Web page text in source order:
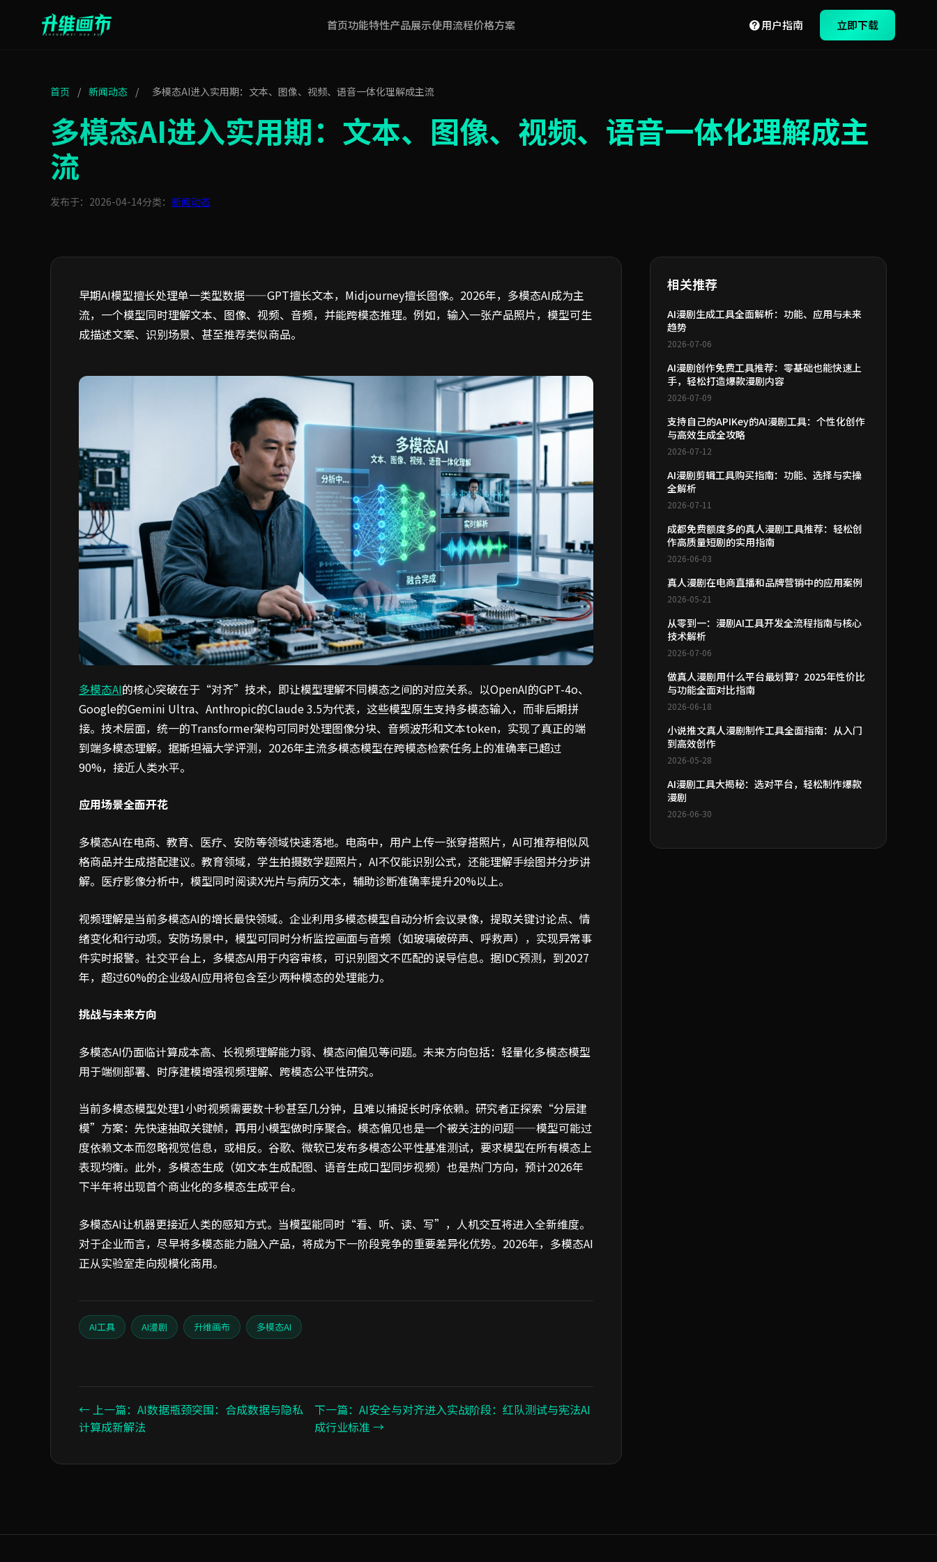
首页功能特性产品展示使用流程价格方案 用户指南 立即下载
首页 / 新闻动态 / 多模态AI进入实用期：文本、图像、视频、语音一体化理解成主流
多模态AI进入实用期：文本、图像、视频、语音一体化理解成主
流
发布于：2026-04-14分类： 新闻动态
早期AI模型擅长处理单一类型数据——GPT擅长文本，Midjourney擅长图像。2026年，多模态AI成为主
流，一个模型同时理解文本、图像、视频、音频，并能跨模态推理。例如，输入一张产品照片，模型可生
成描述文案、识别场景、甚至推荐类似商品。
多模态AI的核心突破在于“对齐”技术，即让模型理解不同模态之间的对应关系。以OpenAI的GPT-4o、
Google的Gemini Ultra、Anthropic的Claude 3.5为代表，这些模型原生支持多模态输入，而非后期拼
接。技术层面，统一的Transformer架构可同时处理图像分块、音频波形和文本token，实现了真正的端
到端多模态理解。据斯坦福大学评测，2026年主流多模态模型在跨模态检索任务上的准确率已超过
90%，接近人类水平。
应用场景全面开花
多模态AI在电商、教育、医疗、安防等领域快速落地。电商中，用户上传一张穿搭照片，AI可推荐相似风
格商品并生成搭配建议。教育领域，学生拍摄数学题照片，AI不仅能识别公式，还能理解手绘图并分步讲
解。医疗影像分析中，模型同时阅读X光片与病历文本，辅助诊断准确率提升20%以上。
视频理解是当前多模态AI的增长最快领域。企业利用多模态模型自动分析会议录像，提取关键讨论点、情
绪变化和行动项。安防场景中，模型可同时分析监控画面与音频（如玻璃破碎声、呼救声），实现异常事
件实时报警。社交平台上，多模态AI用于内容审核，可识别图文不匹配的误导信息。据IDC预测，到2027
年，超过60%的企业级AI应用将包含至少两种模态的处理能力。
挑战与未来方向
多模态AI仍面临计算成本高、长视频理解能力弱、模态间偏见等问题。未来方向包括：轻量化多模态模型
用于端侧部署、时序建模增强视频理解、跨模态公平性研究。
当前多模态模型处理1小时视频需要数十秒甚至几分钟，且难以捕捉长时序依赖。研究者正探索“分层建
模”方案：先快速抽取关键帧，再用小模型做时序聚合。模态偏见也是一个被关注的问题——模型可能过
度依赖文本而忽略视觉信息，或相反。谷歌、微软已发布多模态公平性基准测试，要求模型在所有模态上
表现均衡。此外，多模态生成（如文本生成配图、语音生成口型同步视频）也是热门方向，预计2026年
下半年将出现首个商业化的多模态生成平台。
多模态AI让机器更接近人类的感知方式。当模型能同时“看、听、读、写”，人机交互将进入全新维度。
对于企业而言，尽早将多模态能力融入产品，将成为下一阶段竞争的重要差异化优势。2026年，多模态AI
正从实验室走向规模化商用。
AI工具 AI漫剧 升维画布 多模态AI
← 上一篇：AI数据瓶颈突围：合成数据与隐私
计算成新解法
下一篇：AI安全与对齐进入实战阶段：红队测试与宪法AI
成行业标准 →
相关推荐
AI漫剧生成工具全面解析：功能、应用与未来
趋势
2026-07-06
AI漫剧创作免费工具推荐：零基础也能快速上
手，轻松打造爆款漫剧内容
2026-07-09
支持自己的APIKey的AI漫剧工具：个性化创作
与高效生成全攻略
2026-07-12
AI漫剧剪辑工具购买指南：功能、选择与实操
全解析
2026-07-11
成都免费额度多的真人漫剧工具推荐：轻松创
作高质量短剧的实用指南
2026-06-03
真人漫剧在电商直播和品牌营销中的应用案例
2026-05-21
从零到一：漫剧AI工具开发全流程指南与核心
技术解析
2026-07-06
做真人漫剧用什么平台最划算？2025年性价比
与功能全面对比指南
2026-06-18
小说推文真人漫剧制作工具全面指南：从入门
到高效创作
2026-05-28
AI漫剧工具大揭秘：选对平台，轻松制作爆款
漫剧
2026-06-30